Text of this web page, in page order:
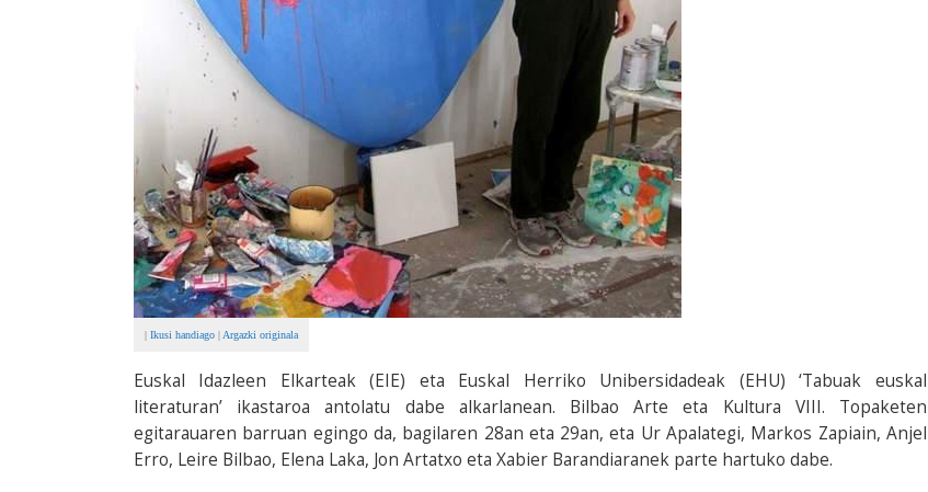
| Ikusi handiago | Argazki originala
Euskal Idazleen Elkarteak (EIE) eta Euskal Herriko Unibersidadeak (EHU) ‘Tabuak euskal
literaturan’ ikastaroa antolatu dabe alkarlanean. Bilbao Arte eta Kultura VIII. Topaketen
egitarauaren barruan egingo da, bagilaren 28an eta 29an, eta Ur Apalategi, Markos Zapiain, Anjel
Erro, Leire Bilbao, Elena Laka, Jon Artatxo eta Xabier Barandiaranek parte hartuko dabe.